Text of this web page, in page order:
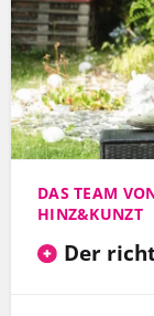
DAS TEAM
HINZ&KUNZT
Der